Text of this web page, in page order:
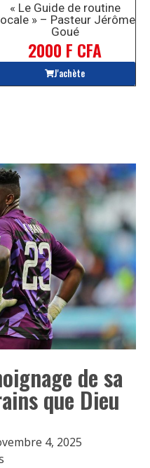
« Le Guide de routine
» – Pasteur Jérôme
Goué
2000 F CFA
J'achète
de sa
que Dieu
4, 2025